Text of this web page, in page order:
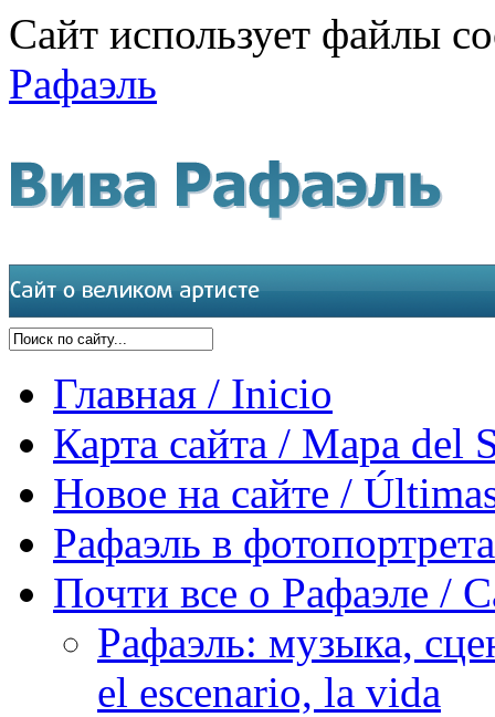
Сайт использует файлы
Рафаэль
Главная / Inicio
Карта сайта / Mapa del
Новое на сайте /
Рафаэль в
Почти все о Рафаэле /
Рафаэль: музыка,
el escenario, la vida